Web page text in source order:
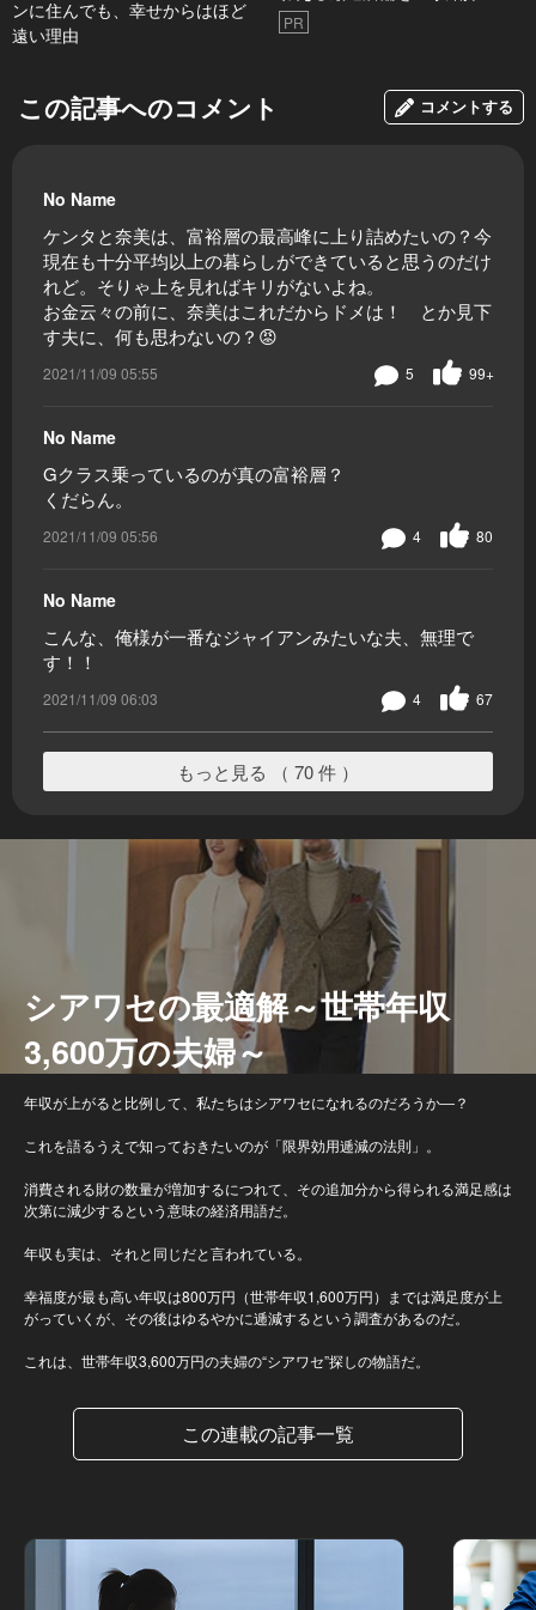
ンに住んでも、幸せからはほど
遠い理由
PR
この記事へのコメント コメントする
No Name
ケンタと奈美は、富裕層の最高峰に上り詰めたいの？今
現在も十分平均以上の暮らしができていると思うのだけ
れど。そりゃ上を見ればキリがないよね。
お金云々の前に、奈美はこれだからドメは！ とか見下
す夫に、何も思わないの？😡
2021/11/09 05:55 99+
5
No Name
Gクラス乗っているのが真の富裕層？
くだらん。
2021/11/09 05:56 80
4
No Name
こんな、俺様が一番なジャイアンみたいな夫、無理で
す！！
2021/11/09 06:03 67
4
もっと見る （ 70 件 ）
シアワセの最適解～世帯年収
3,600万の夫婦～
年収が上がると比例して、私たちはシアワセになれるのだろうか―？
これを語るうえで知っておきたいのが「限界効用逓減の法則」。
消費される財の数量が増加するにつれて、その追加分から得られる満足感は
次第に減少するという意味の経済用語だ。
年収も実は、それと同じだと言われている。
幸福度が最も高い年収は800万円（世帯年収1,600万円）までは満足度が上
がっていくが、その後はゆるやかに逓減するという調査があるのだ。
これは、世帯年収3,600万円の夫婦の“シアワセ”探しの物語だ。
この連載の記事一覧